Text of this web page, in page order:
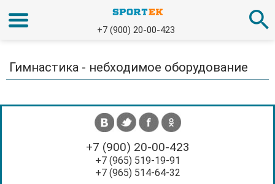
+7 (900) 20-00-423
Гимнастика - небходимое оборудование
+7 (900) 20-00-423
+7 (965) 519-19-91
+7 (965) 514-64-32